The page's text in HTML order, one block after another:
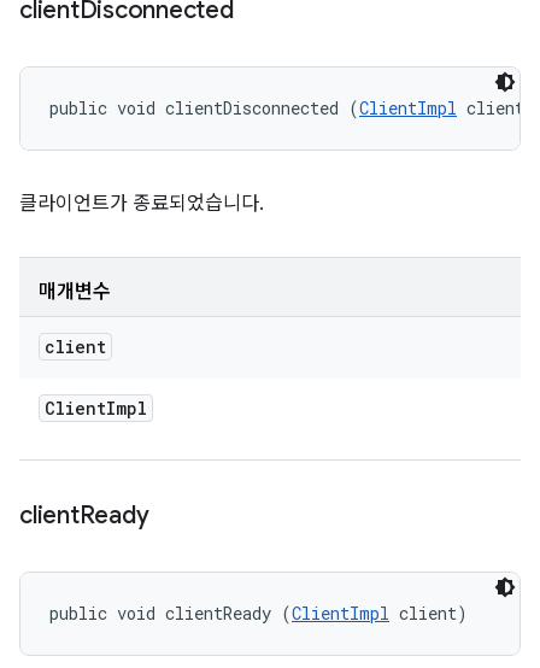
clientDisconnected
public void clientDisconnected (ClientImpl client)
클라이언트가 종료되었습니다.
매개변수
client
ClientImpl
clientReady
public void clientReady (ClientImpl client)